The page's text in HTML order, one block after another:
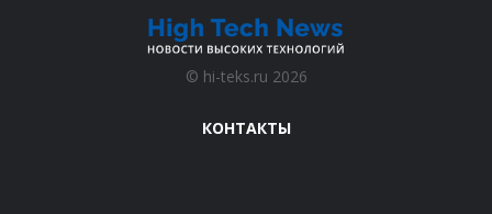
© hi-teks.ru 2026
КОНТАКТЫ